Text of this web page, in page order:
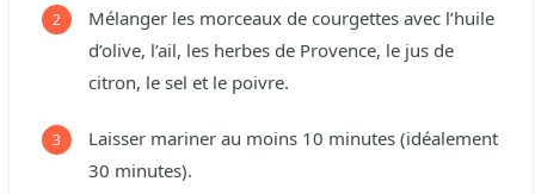
Mélanger les morceaux de courgettes avec l’huile
d’olive, l’ail, les herbes de Provence, le jus de
citron, le sel et le poivre.
Laisser mariner au moins 10 minutes (idéalement
30 minutes).